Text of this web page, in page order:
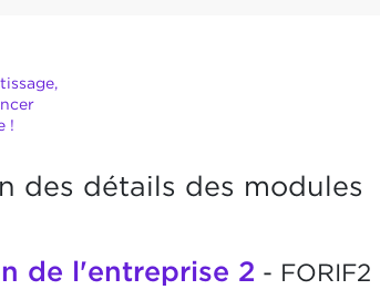
!
des détails des modules
de l'entreprise 2 - FORIF2